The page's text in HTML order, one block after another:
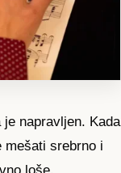
napravljen. Kada
mešati srebrno i